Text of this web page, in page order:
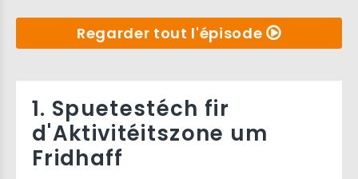
Regarder tout l'épisode
1. Spuetestéch fir
d'Aktivitéitszone um
Fridhaff